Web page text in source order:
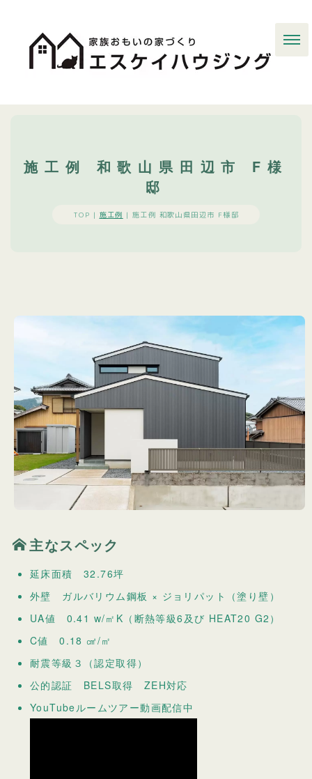
施工例 和歌山県田辺市 F様
邸
TOP | 施工例 | 施工例 和歌山県田辺市 F様邸
主なスペック
延床面積 32.76坪
外壁 ガルバリウム鋼板 × ジョリパット（塗り壁）
UA値 0.41 w/㎡K（断熱等級6及び HEAT20 G2）
C値 0.18 ㎠/㎡
耐震等級３（認定取得）
公的認証 BELS取得 ZEH対応
YouTubeルームツアー動画配信中